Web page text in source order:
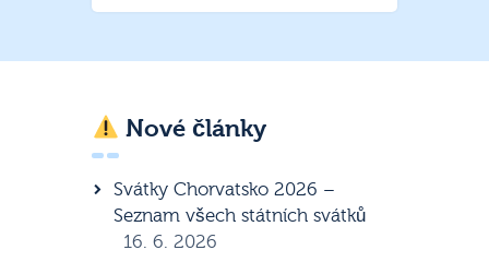
Nové články
Svátky Chorvatsko 2026 –
Seznam všech státních svátků
16. 6. 2026